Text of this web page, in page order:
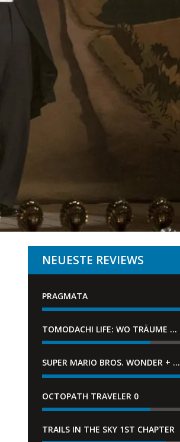
NEUESTE REVIEWS
PRAGMATA
TOMODACHI LIFE: WO TRÄUME WAHR WERDEN
SUPER MARIO BROS. WONDER + GEMEINSAM IM BELLABEL-PARK
OCTOPATH TRAVELER 0
TRAILS IN THE SKY 1ST CHAPTER